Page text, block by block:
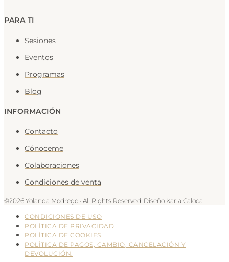
PARA TI
Sesiones
Eventos
Programas
Blog
INFORMACIÓN
Contacto
Cónoceme
Colaboraciones
Condiciones de venta
©2026 Yolanda Modrego • All Rights Reserved. Diseño Karla Caloca
CONDICIONES DE USO
POLÍTICA DE PRIVACIDAD
POLÍTICA DE COOKIES
POLÍTICA DE PAGOS, CAMBIO, CANCELACIÓN Y
DEVOLUCIÓN.